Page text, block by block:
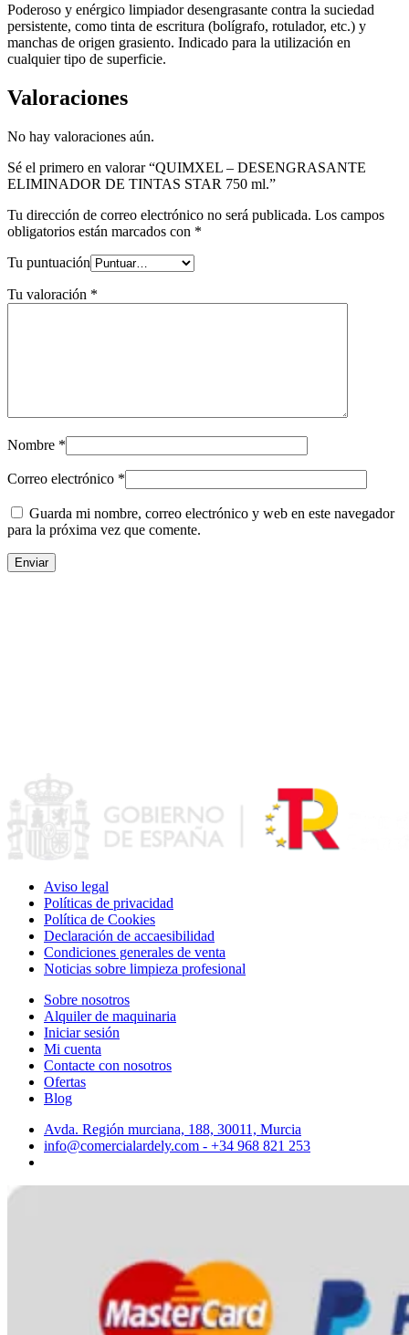
Poderoso y enérgico limpiador desengrasante contra la suciedad
persistente, como tinta de escritura (bolígrafo, rotulador, etc.) y
manchas de origen grasiento. Indicado para la utilización en
cualquier tipo de superficie.
Valoraciones
No hay valoraciones aún.
Sé el primero en valorar “QUIMXEL – DESENGRASANTE
ELIMINADOR DE TINTAS STAR 750 ml.”
Tu dirección de correo electrónico no será publicada. Los campos
obligatorios están marcados con *
Tu puntuación
Tu valoración *
Nombre *
Correo electrónico *
Guarda mi nombre, correo electrónico y web en este navegador
para la próxima vez que comente.
Aviso legal
Políticas de privacidad
Política de Cookies
Declaración de accaesibilidad
Condiciones generales de venta
Noticias sobre limpieza profesional
Sobre nosotros
Alquiler de maquinaria
Iniciar sesión
Mi cuenta
Contacte con nosotros
Ofertas
Blog
Avda. Región murciana, 188, 30011, Murcia
info@comercialardely.com - +34 968 821 253